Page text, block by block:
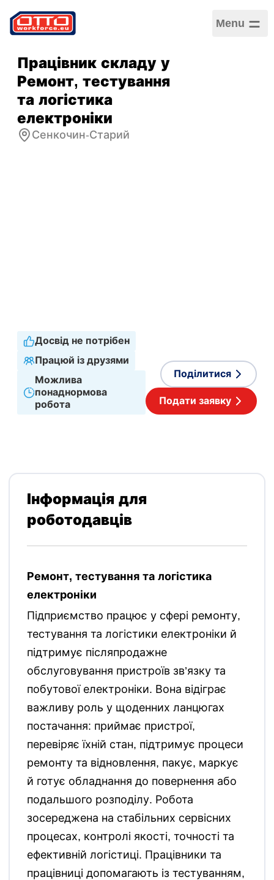
Menu
Працівник складу у
Ремонт, тестування
та логістика
електроніки
Сенкочин-Старий
Досвід не потрібен
Працюй із друзями
Можлива
понаднормова
робота
Поділитися
Подати заявку
Інформація для
роботодавців
Ремонт, тестування та логістика
електроніки
Підприємство працює у сфері ремонту,
тестування та логістики електроніки й
підтримує післяпродажне
обслуговування пристроїв зв’язку та
побутової електроніки. Вона відіграє
важливу роль у щоденних ланцюгах
постачання: приймає пристрої,
перевіряє їхній стан, підтримує процеси
ремонту та відновлення, пакує, маркує
й готує обладнання до повернення або
подальшого розподілу. Робота
зосереджена на стабільних сервісних
процесах, контролі якості, точності та
ефективній логістиці. Працівники та
працівниці допомагають із тестуванням,